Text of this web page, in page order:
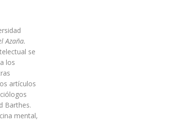
Azaña.
se
los
artículos
Barthes.
mental,